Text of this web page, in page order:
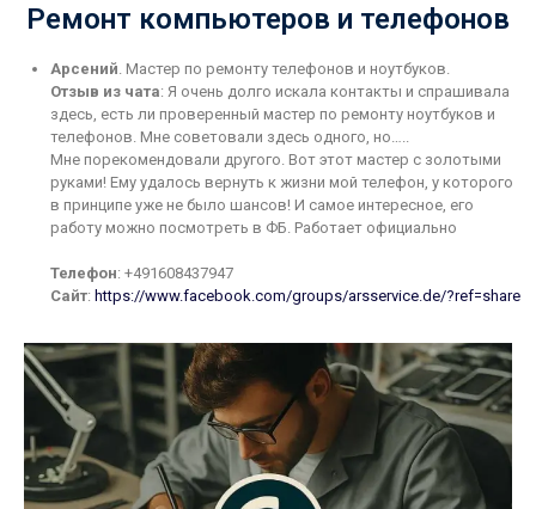
Ремонт компьютеров и телефонов
Арсений . Мастер по ремонту телефонов и ноутбуков.
Отзыв из чата: Я очень долго искала контакты и спрашивала
здесь, есть ли проверенный мастер по ремонту ноутбуков и
телефонов. Мне советовали здесь одного, но…..
Мне порекомендовали другого. Вот этот мастер с золотыми
руками! Ему удалось вернуть к жизни мой телефон, у которого
в принципе уже не было шансов! И самое интересное, его
работу можно посмотреть в ФБ. Работает официально
Телефон: +491608437947
Сайт: https://www.facebook.com/groups/arsservice.de/?ref=share